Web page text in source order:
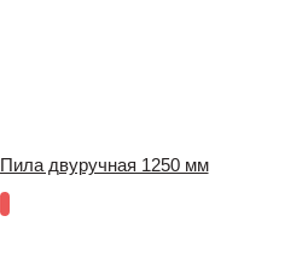
Пила двуручная 1250 мм